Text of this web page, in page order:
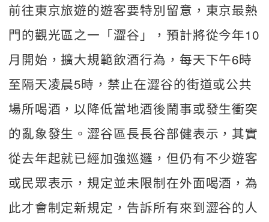
前往東京旅遊的遊客要特別留意，東京最熱
門的觀光區之一「澀谷」，預計將從今年10
月開始，擴大規範飲酒行為，每天下午6時
至隔天凌晨5時，禁止在澀谷的街道或公共
場所喝酒，以降低當地酒後鬧事或發生衝突
的亂象發生。澀谷區長長谷部健表示，其實
從去年起就已經加強巡邏，但仍有不少遊客
或民眾表示，規定並未限制在外面喝酒，為
此才會制定新規定，告訴所有來到澀谷的人